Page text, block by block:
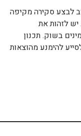
לבצע סקירה מקיפה
לזהות את
בשוק. תכנון
להימנע מהוצאות